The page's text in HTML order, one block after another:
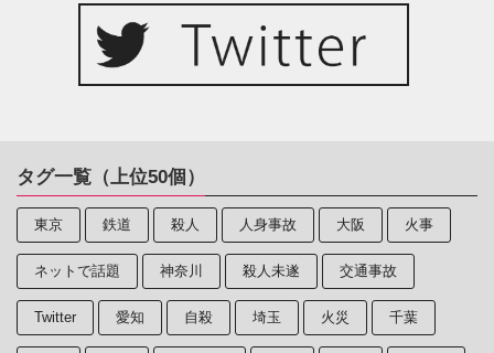
タグ一覧（上位50個）
東京 鉄道 殺人 人身事故 大阪 火事
ネットで話題 神奈川 殺人未遂 交通事故
Twitter 愛知 自殺 埼玉 火災 千葉